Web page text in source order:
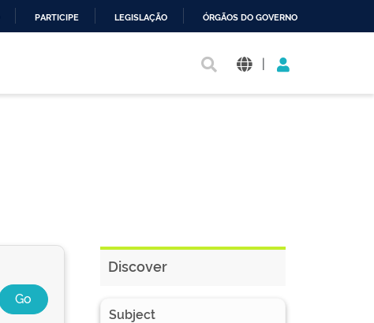
PARTICIPE LEGISLAÇÃO ÓRGÃOS DO GOVERNO
|
Discover
Subject